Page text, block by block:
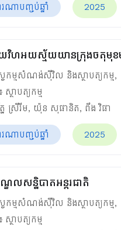
ណាបញ្ចប់ឆ្នាំ 2025
យវិហអយស្ម័យយានក្រុងចតុមុខ
វកម្មសំណង់ស៊ីវិល និងស្ថាបត្យកម្ម,
ស្ថាបត្យកម្ម
ន ស្រីរីម, យ៉ុន សុផានិត, ពឹង វិផា
ណាបញ្ចប់ឆ្នាំ 2025
ឌលសន្និបាតអន្តរជាតិ
វកម្មសំណង់ស៊ីវិល និងស្ថាបត្យកម្ម,
ស្ថាបត្យកម្ម